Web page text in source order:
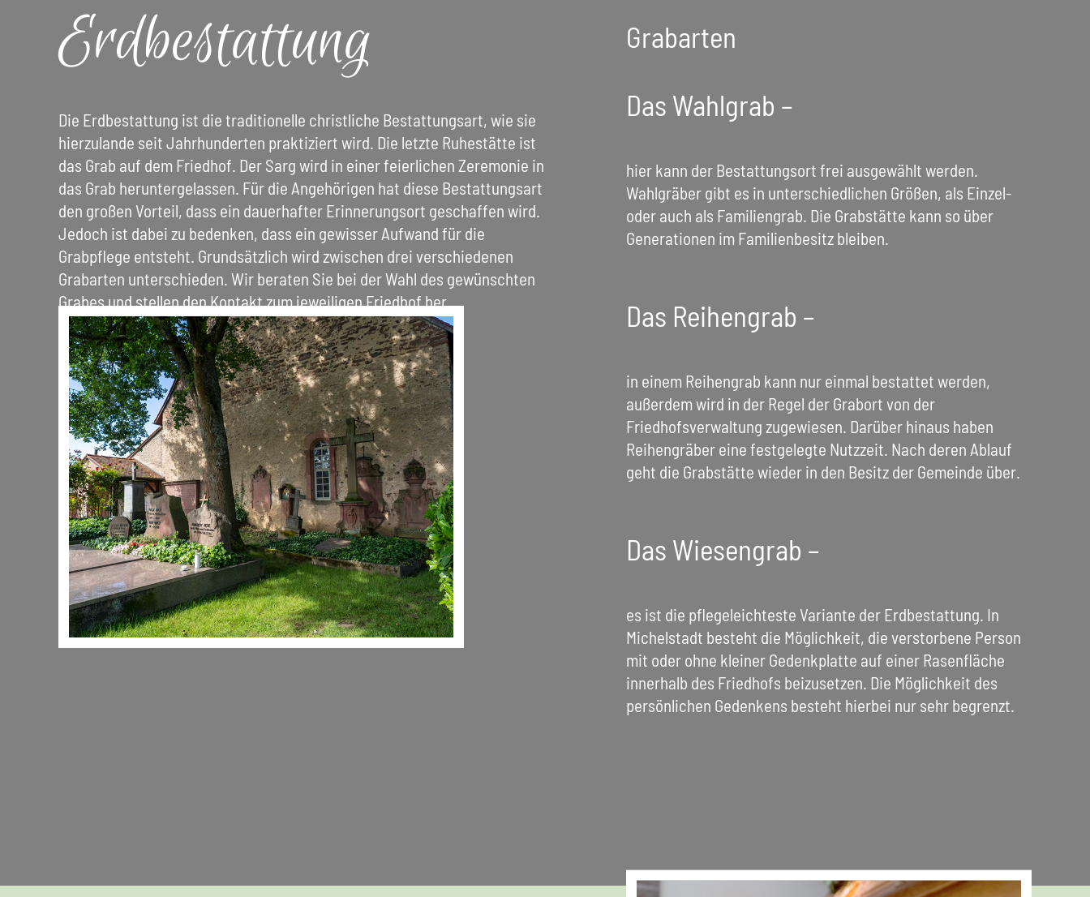
Erdbestattung
Die Erdbestattung ist die traditionelle christliche Bestattungsart, wie sie
hierzulande seit Jahrhunderten praktiziert wird. Die letzte Ruhestätte ist
das Grab auf dem Friedhof. Der Sarg wird in einer feierlichen Zeremonie in
das Grab heruntergelassen. Für die Angehörigen hat diese Bestattungsart
den großen Vorteil, dass ein dauerhafter Erinnerungsort geschaffen wird.
Jedoch ist dabei zu bedenken, dass ein gewisser Aufwand für die
Grabpflege entsteht. Grundsätzlich wird zwischen drei verschiedenen
Grabarten unterschieden. Wir beraten Sie bei der Wahl des gewünschten
Grabes und stellen den Kontakt zum jeweiligen Friedhof her.
Grabarten
Das Wahlgrab –
hier kann der Bestattungsort frei ausgewählt werden.
Wahlgräber gibt es in unterschiedlichen Größen, als Einzel-
oder auch als Familiengrab. Die Grabstätte kann so über
Generationen im Familienbesitz bleiben.
Das Reihengrab –
in einem Reihengrab kann nur einmal bestattet werden,
außerdem wird in der Regel der Grabort von der
Friedhofsverwaltung zugewiesen. Darüber hinaus haben
Reihengräber eine festgelegte Nutzzeit. Nach deren Ablauf
geht die Grabstätte wieder in den Besitz der Gemeinde über.
Das Wiesengrab –
es ist die pflegeleichteste Variante der Erdbestattung. In
Michelstadt besteht die Möglichkeit, die verstorbene Person
mit oder ohne kleiner Gedenkplatte auf einer Rasenfläche
innerhalb des Friedhofs beizusetzen. Die Möglichkeit des
persönlichen Gedenkens besteht hierbei nur sehr begrenzt.